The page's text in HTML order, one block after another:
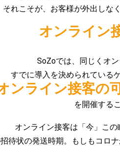
それこそが、お客様が外出しな
オンライン
SoZoでは、同じくオ
すでに導入を決められている
オンライン接客の
を開催する
オンライン接客は「今」この
待状の発送時期。もしもコロ